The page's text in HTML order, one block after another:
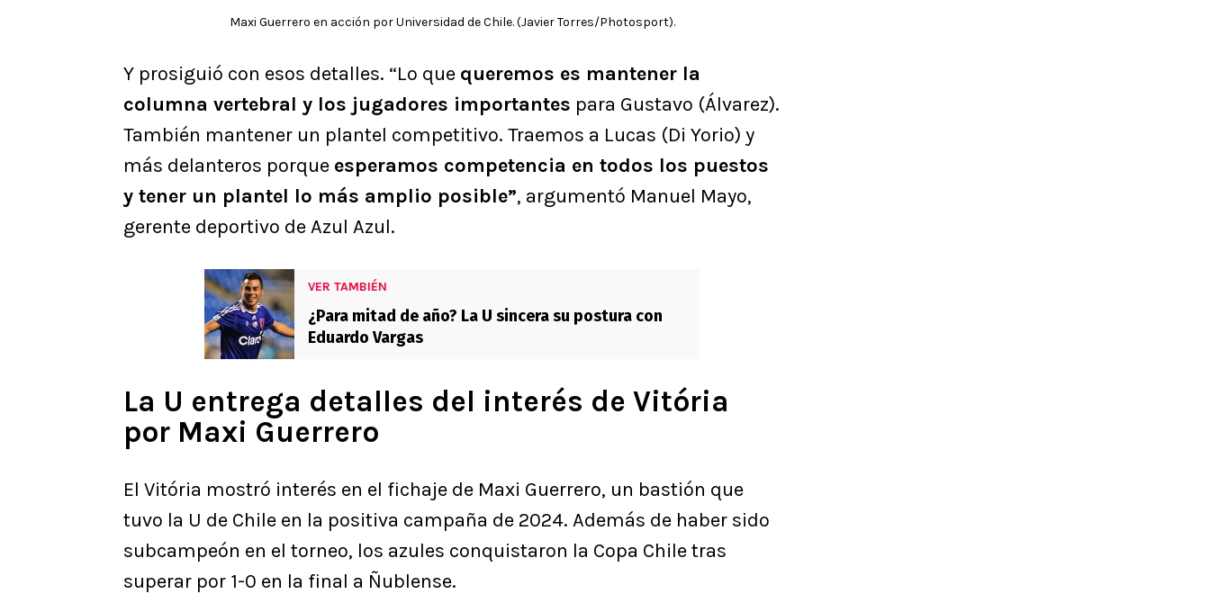
Maxi Guerrero en acción por Universidad de Chile. (Javier Torres/Photosport).
Y prosiguió con esos detalles. “Lo que queremos es mantener la
columna vertebral y los jugadores importantes para Gustavo (Álvarez).
También mantener un plantel competitivo. Traemos a Lucas (Di Yorio) y
más delanteros porque esperamos competencia en todos los puestos
y tener un plantel lo más amplio posible”, argumentó Manuel Mayo,
gerente deportivo de Azul Azul.
VER TAMBIÉN
¿Para mitad de año? La U sincera su postura con
Eduardo Vargas
La U entrega detalles del interés de Vitória
por Maxi Guerrero
El Vitória mostró interés en el fichaje de Maxi Guerrero, un bastión que
tuvo la U de Chile en la positiva campaña de 2024. Además de haber sido
subcampeón en el torneo, los azules conquistaron la Copa Chile tras
superar por 1-0 en la final a Ñublense.